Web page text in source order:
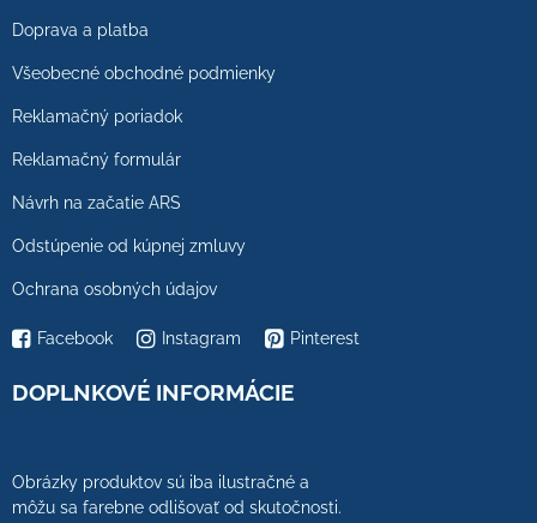
Doprava a platba
Všeobecné obchodné podmienky
Reklamačný poriadok
Reklamačný formulár
Návrh na začatie ARS
Odstúpenie od kúpnej zmluvy
Ochrana osobných údajov
Facebook Instagram Pinterest
DOPLNKOVÉ INFORMÁCIE
Obrázky produktov sú iba ilustračné a
môžu sa farebne odlišovať od skutočnosti.